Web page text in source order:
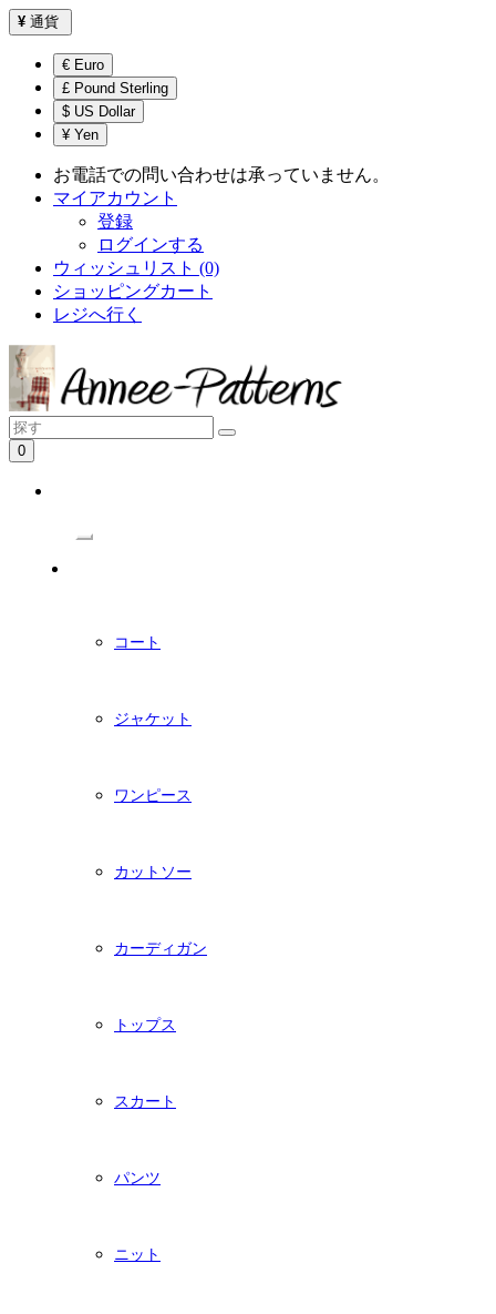
¥ 通貨
€ Euro
£ Pound Sterling
$ US Dollar
¥ Yen
お電話での問い合わせは承っていません。
マイアカウント
登録
ログインする
ウィッシュリスト (0)
ショッピングカート
レジへ行く
0
コート
ジャケット
ワンピース
カットソー
カーディガン
トップス
スカート
パンツ
ニット